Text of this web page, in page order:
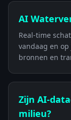
AI
Real-time
vandaag en
bronnen en
Zijn AI-
milieu?